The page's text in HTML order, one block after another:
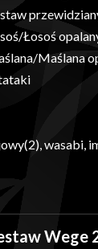
Łosoś
Maślana
wasabi,
Wege